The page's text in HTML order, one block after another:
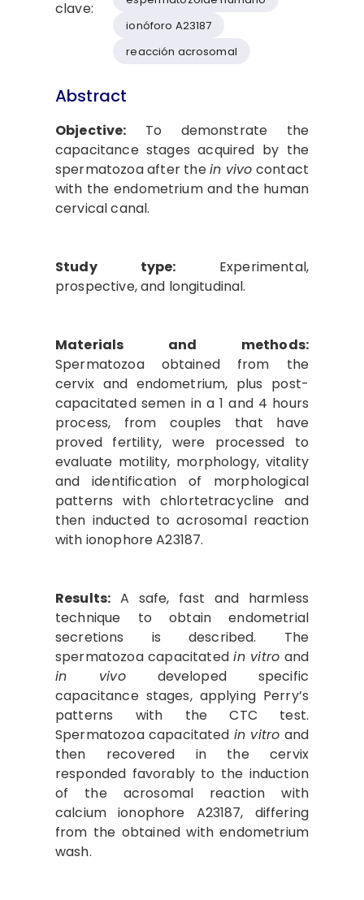
clave:
ionóforo A23187
reacción acrosomal
Abstract
Objective: To demonstrate the
capacitance stages acquired by the
spermatozoa after thein vivo contact
with the endometrium and the human
cervical canal.
Study type: Experimental,
prospective, and longitudinal.
Materials and methods:
Spermatozoa obtained from the
cervix and endometrium, plus post-
capacitated semen in a 1 and 4 hours
process, from couples that have
proved fertility, were processed to
evaluate motility, morphology, vitality
and identification of morphological
patterns with chlortetracycline and
then inducted to acrosomal reaction
with ionophore A23187.
Results: A safe, fast and harmless
technique to obtain endometrial
secretions is described. The
spermatozoa capacitatedin vitro and
in vivodeveloped specific
capacitance stages, applying Perry’s
patterns with the CTC test.
Spermatozoa capacitated in vitro and
then recovered in the cervix
responded favorably to the induction
of the acrosomal reaction with
calcium ionophore A23187, differing
from the obtained with endometrium
wash.